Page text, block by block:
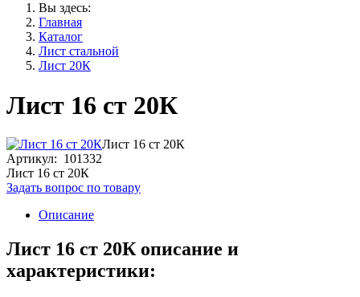
Вы здесь:
Главная
Каталог
Лист стальной
Лист 20К
Лист 16 ст 20К
Лист 16 ст 20К
Артикул: 101332
Лист 16 ст 20К
Задать вопрос по товару
Описание
Лист 16 ст 20К описание и
характеристики: